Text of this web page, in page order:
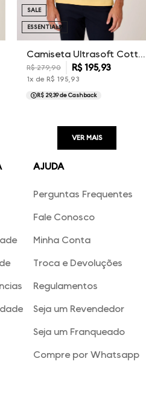
Camiseta Ultrasoft Cotton Essentials Dudalina Masculina
R$ 279,90 R$195,93
1x de R$ 195,93
SALE
ESSENTIALS
R$ 29,39de Cashback
VER MAIS
AJUDA
Perguntas Frequentes
Fale Conosco
Minha Conta
Troca e Devoluções
Regulamentos
Seja um Revendedor
Seja um Franqueado
Compre por Whatsapp